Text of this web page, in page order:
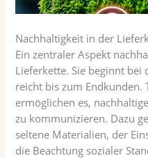
Nachhaltigkeit in der
Ein zentraler Aspekt
Lieferkette. Sie beginnt bei
reicht bis zum Endkunden.
ermöglichen es,
zu kommunizieren. Dazu
seltene Materialien, der
die Beachtung sozialer